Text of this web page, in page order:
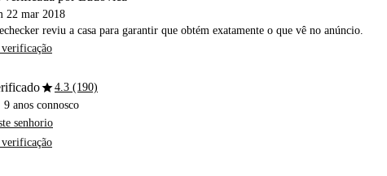
22 mar 2018
reviu a casa para garantir que obtém exatamente o que vê no anúncio.
star4.3 (190)
9 anos connosco
senhorio